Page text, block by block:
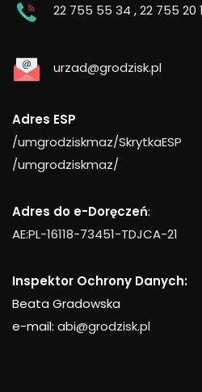
22 755 55 34 ,22 755 20
urzad@grodzisk.pl
Adres ESP
/umgrodziskmaz/SkrytkaESP
/umgrodziskmaz/
Adres do e-Doręczeń:
AE:PL-16118-73451-TDJCA-21
Inspektor Ochrony Danych:
Beata Gradowska
e-mail: abi@grodzisk.pl